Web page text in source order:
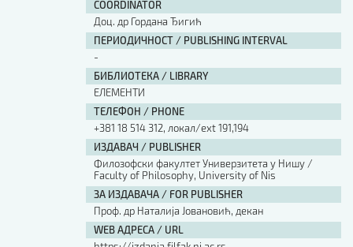
COORDINATOR
Доц. др Гордана Ђигић
ПЕРИОДИЧНОСТ / PUBLISHING INTERVAL
-
БИБЛИОТЕКА / LIBRARY
ЕЛЕМЕНТИ
ТЕЛЕФОН / PHONE
+381 18 514 312, локал/ext 191,194
ИЗДАВАЧ / PUBLISHER
Филозофски факултет Универзитета у Нишу /
Faculty of Philosophy, University of Nis
ЗА ИЗДАВАЧА / FOR PUBLISHER
Проф. др Наталија Јовановић, декан
WEB АДРЕСА / URL